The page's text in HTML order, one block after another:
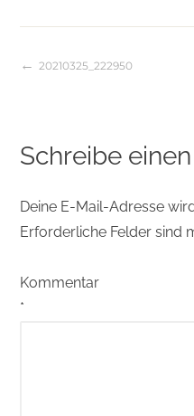
20210325_222950
Schreibe
Deine E-Mail-Adresse
Erforderliche Felder sind
Kommentar
*